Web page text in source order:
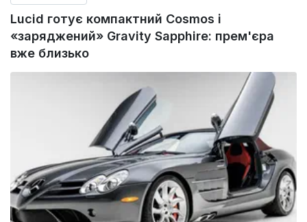
Lucid готує компактний Cosmos і
«заряджений» Gravity Sapphire: прем'єра
вже близько